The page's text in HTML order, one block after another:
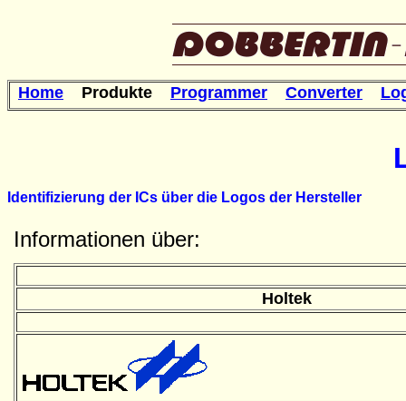
Home Produkte Programmer Converter
Identifizierung der ICs über die Logos der Hersteller
Informationen über:
Holtek